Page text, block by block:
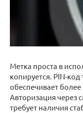
Метка проста в
копируется. PIN-
обеспечивает
Авторизация через
требует наличия